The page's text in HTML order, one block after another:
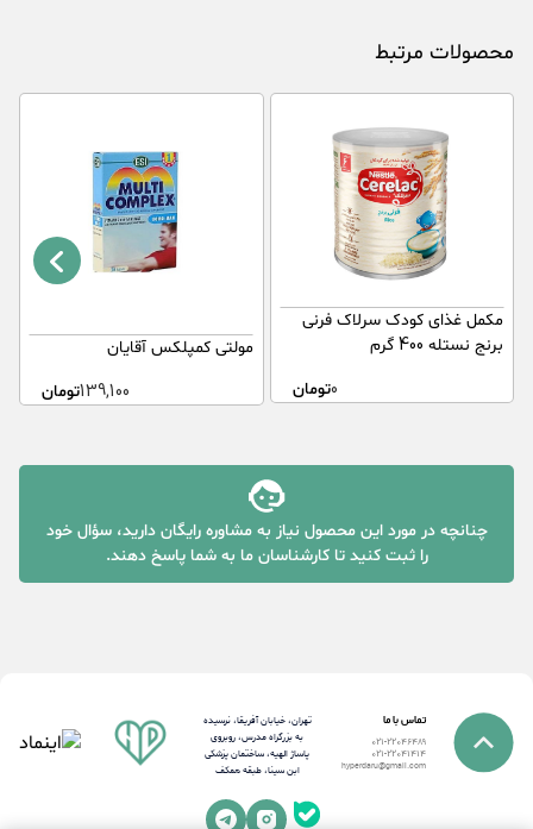
محصولات مرتبط
مکمل غذای کودک سرلاک فرنی
برنج نستله 400 گرم
0تومان
مولتی کمپلکس آقایان
139,100تومان
چنانچه در مورد این محصول نیاز به مشاوره رایگان دارید، سؤال خود
را ثبت کنید تا کارشناسان ما به شما پاسخ دهند.
تماس با ما
021-22046489
021-22041414
hyperdaru@gmail.com
تهران، خیابان آفریقا، نرسیده
به بزرگراه مدرس، روبروی
پاساژ الهیه، ساختمان پزشکی
ابن سینا، طبقه همکف